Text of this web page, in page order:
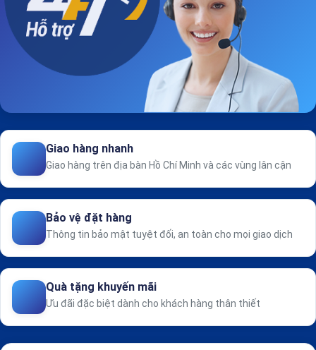
Giao hàng nhanh
Giao hàng trên địa bàn Hồ Chí Minh và các vùng lân cận
Bảo vệ đặt hàng
Thông tin bảo mật tuyệt đối, an toàn cho mọi giao dịch
Quà tặng khuyến mãi
Ưu đãi đặc biệt dành cho khách hàng thân thiết